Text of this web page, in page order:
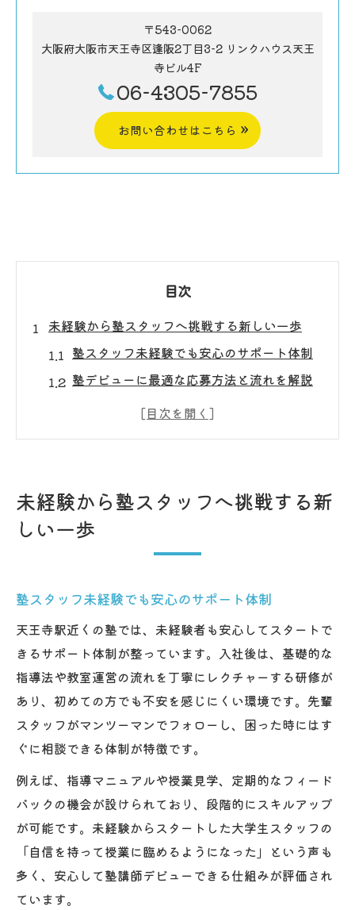
〒543-0062
大阪府大阪市天王寺区逢阪2丁目3-2 リンクハウス天王
寺ビル4F
06-4305-7855
お問い合わせはこちら
目次
未経験から塾スタッフへ挑戦する新しい一歩
塾スタッフ未経験でも安心のサポート体制
塾デビューに最適な応募方法と流れを解説
塾バイトが初めてでも活躍できる理由とは
塾の柔軟シフトで学業とバイトを両立
塾スタッフ求人で理想のワークスタイル実
塾バイトは大学生にも人気の両立環境
塾スタッフ募集が学生におすすめな理由
先生デビューを応援する塾バイトの始め方
塾講師バイトの始め方と安心サポート制度
塾スタッフとして自信がつく研修の魅力
塾バイトで先生デビューするための準備
塾求人で求められる人物像とポイント
塾アルバイトで成長できる環境を紹介
天王寺駅近くで叶う理想の塾スタッフ募集
塾スタッフ求人が天王寺駅近くで人気の理
未経験から塾スタッフへ挑戦する新
しい一歩
塾スタッフ未経験でも安心のサポート体制
天王寺駅近くの塾では、未経験者も安心してスタートで
きるサポート体制が整っています。入社後は、基礎的な
指導法や教室運営の流れを丁寧にレクチャーする研修が
あり、初めての方でも不安を感じにくい環境です。先輩
スタッフがマンツーマンでフォローし、困った時にはす
ぐに相談できる体制が特徴です。
例えば、指導マニュアルや授業見学、定期的なフィード
バックの機会が設けられており、段階的にスキルアップ
が可能です。未経験からスタートした大学生スタッフの
「自信を持って授業に臨めるようになった」という声も
多く、安心して塾講師デビューできる仕組みが評価され
ています。